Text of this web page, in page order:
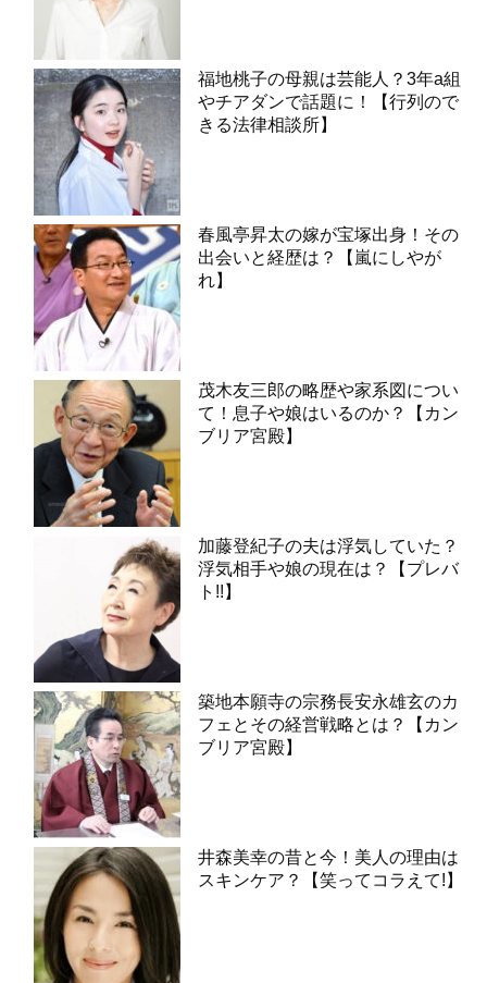
福地桃子の母親は芸能人？3年a組
やチアダンで話題に！【行列ので
きる法律相談所】
春風亭昇太の嫁が宝塚出身！その
出会いと経歴は？【嵐にしやが
れ】
茂木友三郎の略歴や家系図につい
て！息子や娘はいるのか？【カン
ブリア宮殿】
加藤登紀子の夫は浮気していた？
浮気相手や娘の現在は？【プレバ
ト!!】
築地本願寺の宗務長安永雄玄のカ
フェとその経営戦略とは？【カン
ブリア宮殿】
井森美幸の昔と今！美人の理由は
スキンケア？【笑ってコラえて!】